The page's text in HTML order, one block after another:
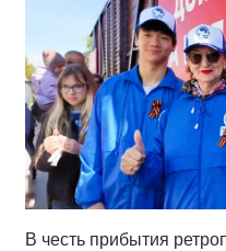
В честь прибытия